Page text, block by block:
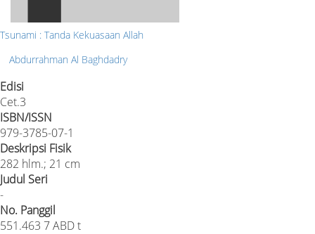
Tsunami : Tanda Kekuasaan Allah
Abdurrahman Al Baghdadry
Edisi
Cet.3
ISBN/ISSN
979-3785-07-1
Deskripsi Fisik
282 hlm.; 21 cm
Judul Seri
-
No. Panggil
551.463 7 ABD t